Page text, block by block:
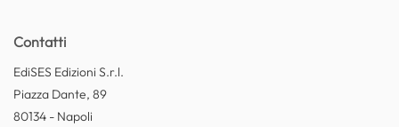
Contatti
EdiSES Edizioni S.r.l.
Piazza Dante, 89
80134 - Napoli